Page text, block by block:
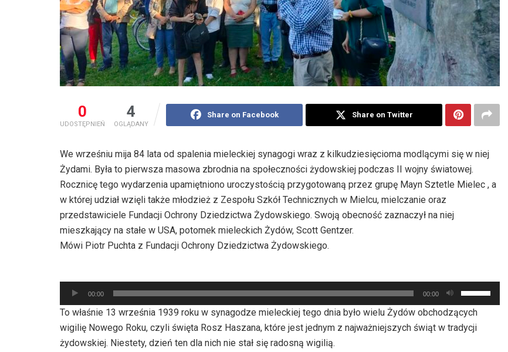
0
UDOSTĘPNIEŃ
4
OGLĄDANY
Share on Facebook Share on Twitter
We wrześniu mija 84 lata od spalenia mieleckiej synagogi wraz z kilkudziesięcioma modlącymi się w niej
Żydami. Była to pierwsza masowa zbrodnia na społeczności żydowskiej podczas II wojny światowej.
Rocznicę tego wydarzenia upamiętniono uroczystością przygotowaną przez grupę Mayn Sztetle Mielec , a
w której udział wzięli także młodzież z Zespołu Szkół Technicznych w Mielcu, mielczanie oraz
przedstawiciele Fundacji Ochrony Dziedzictwa Żydowskiego. Swoją obecność zaznaczył na niej
mieszkający na stałe w USA, potomek mieleckich Żydów, Scott Gentzer.
Mówi Piotr Puchta z Fundacji Ochrony Dziedzictwa Żydowskiego.
Odtwarzacz
plików
dźwiękowych
00:00 00:00
strzałek
do
góry
To właśnie 13 września 1939 roku w synagodze mieleckiej tego dnia było wielu Żydów obchodzących
wigilię Nowego Roku, czyli święta Rosz Haszana, które jest jednym z najważniejszych świąt w tradycji
żydowskiej. Niestety, dzień ten dla nich nie stał się radosną wigilią.